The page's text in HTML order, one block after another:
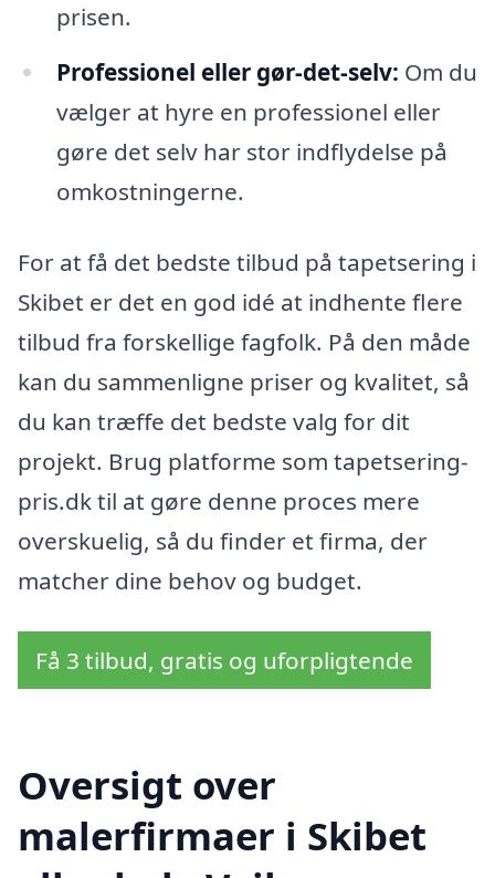
prisen.
Professionel eller gør-det-selv: Om du
vælger at hyre en professionel eller
gøre det selv har stor indflydelse på
omkostningerne.
For at få det bedste tilbud på tapetsering i
Skibet er det en god idé at indhente flere
tilbud fra forskellige fagfolk. På den måde
kan du sammenligne priser og kvalitet, så
du kan træffe det bedste valg for dit
projekt. Brug platforme som tapetsering-
pris.dk til at gøre denne proces mere
overskuelig, så du finder et firma, der
matcher dine behov og budget.
Få 3 tilbud, gratis og uforpligtende
Oversigt over
malerfirmaer i Skibet